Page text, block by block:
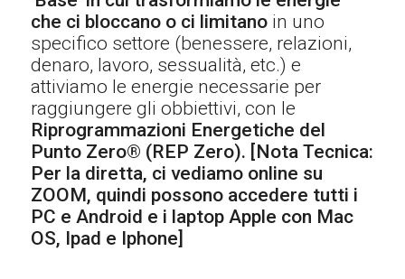
che ci bloccano o ci limitano in uno
specifico settore (benessere, relazioni,
denaro, lavoro, sessualità, etc.) e
attiviamo le energie necessarie per
raggiungere gli obbiettivi, con le
Riprogrammazioni Energetiche del
Punto Zero® (REP Zero). [Nota Tecnica:
Per la diretta, ci vediamo online su
ZOOM, quindi possono accedere tutti i
PC e Android e i laptop Apple con Mac
OS, Ipad e Iphone]